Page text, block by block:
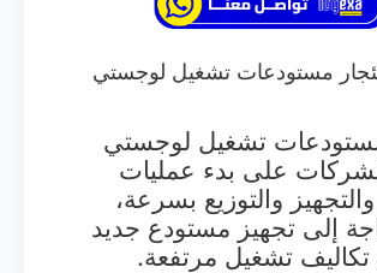
مستودعات تشغيل لوجستي
تشغيل لوجستي
على بدء عمليات
والتوزيع بسرعة،
إلى تجهيز مستودع جديد
تشغيل مرتفعة.